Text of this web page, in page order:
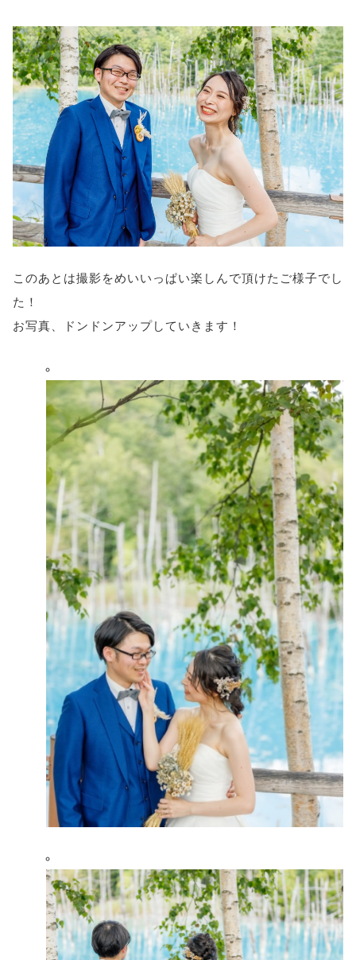
このあとは撮影をめいいっぱい楽しんで頂けたご様子でし
た！
お写真、ドンドンアップしていきます！